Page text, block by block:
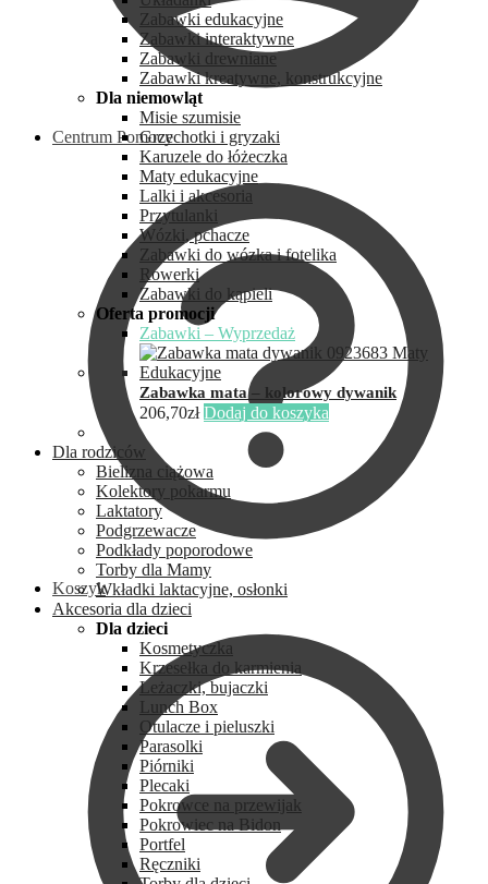
Centrum Pomocy
Koszyk
Zabawki edukacyjne
Zabawki interaktywne
Zabawki drewniane
Zabawki kreatywne, konstrukcyjne
Dla niemowląt
Misie szumisie
Grzechotki i gryzaki
Karuzele do łóżeczka
Maty edukacyjne
Lalki i akcesoria
Przytulanki
Wózki, pchacze
Zabawki do wózka i fotelika
Rowerki
Zabawki do kąpieli
Oferta promocji
Zabawki – Wyprzedaż
Zabawka mata – kolorowy dywanik
206,70zł Dodaj do koszyka
Dla rodziców
Bielizna ciążowa
Kolektory pokarmu
Laktatory
Podgrzewacze
Podkłady poporodowe
Torby dla Mamy
Wkładki laktacyjne, osłonki
Akcesoria dla dzieci
Dla dzieci
Kosmetyczka
Krzesełka do karmienia
Leżaczki, bujaczki
Lunch Box
Otulacze i pieluszki
Parasolki
Piórniki
Plecaki
Pokrowce na przewijak
Pokrowiec na Bidon
Portfel
Ręczniki